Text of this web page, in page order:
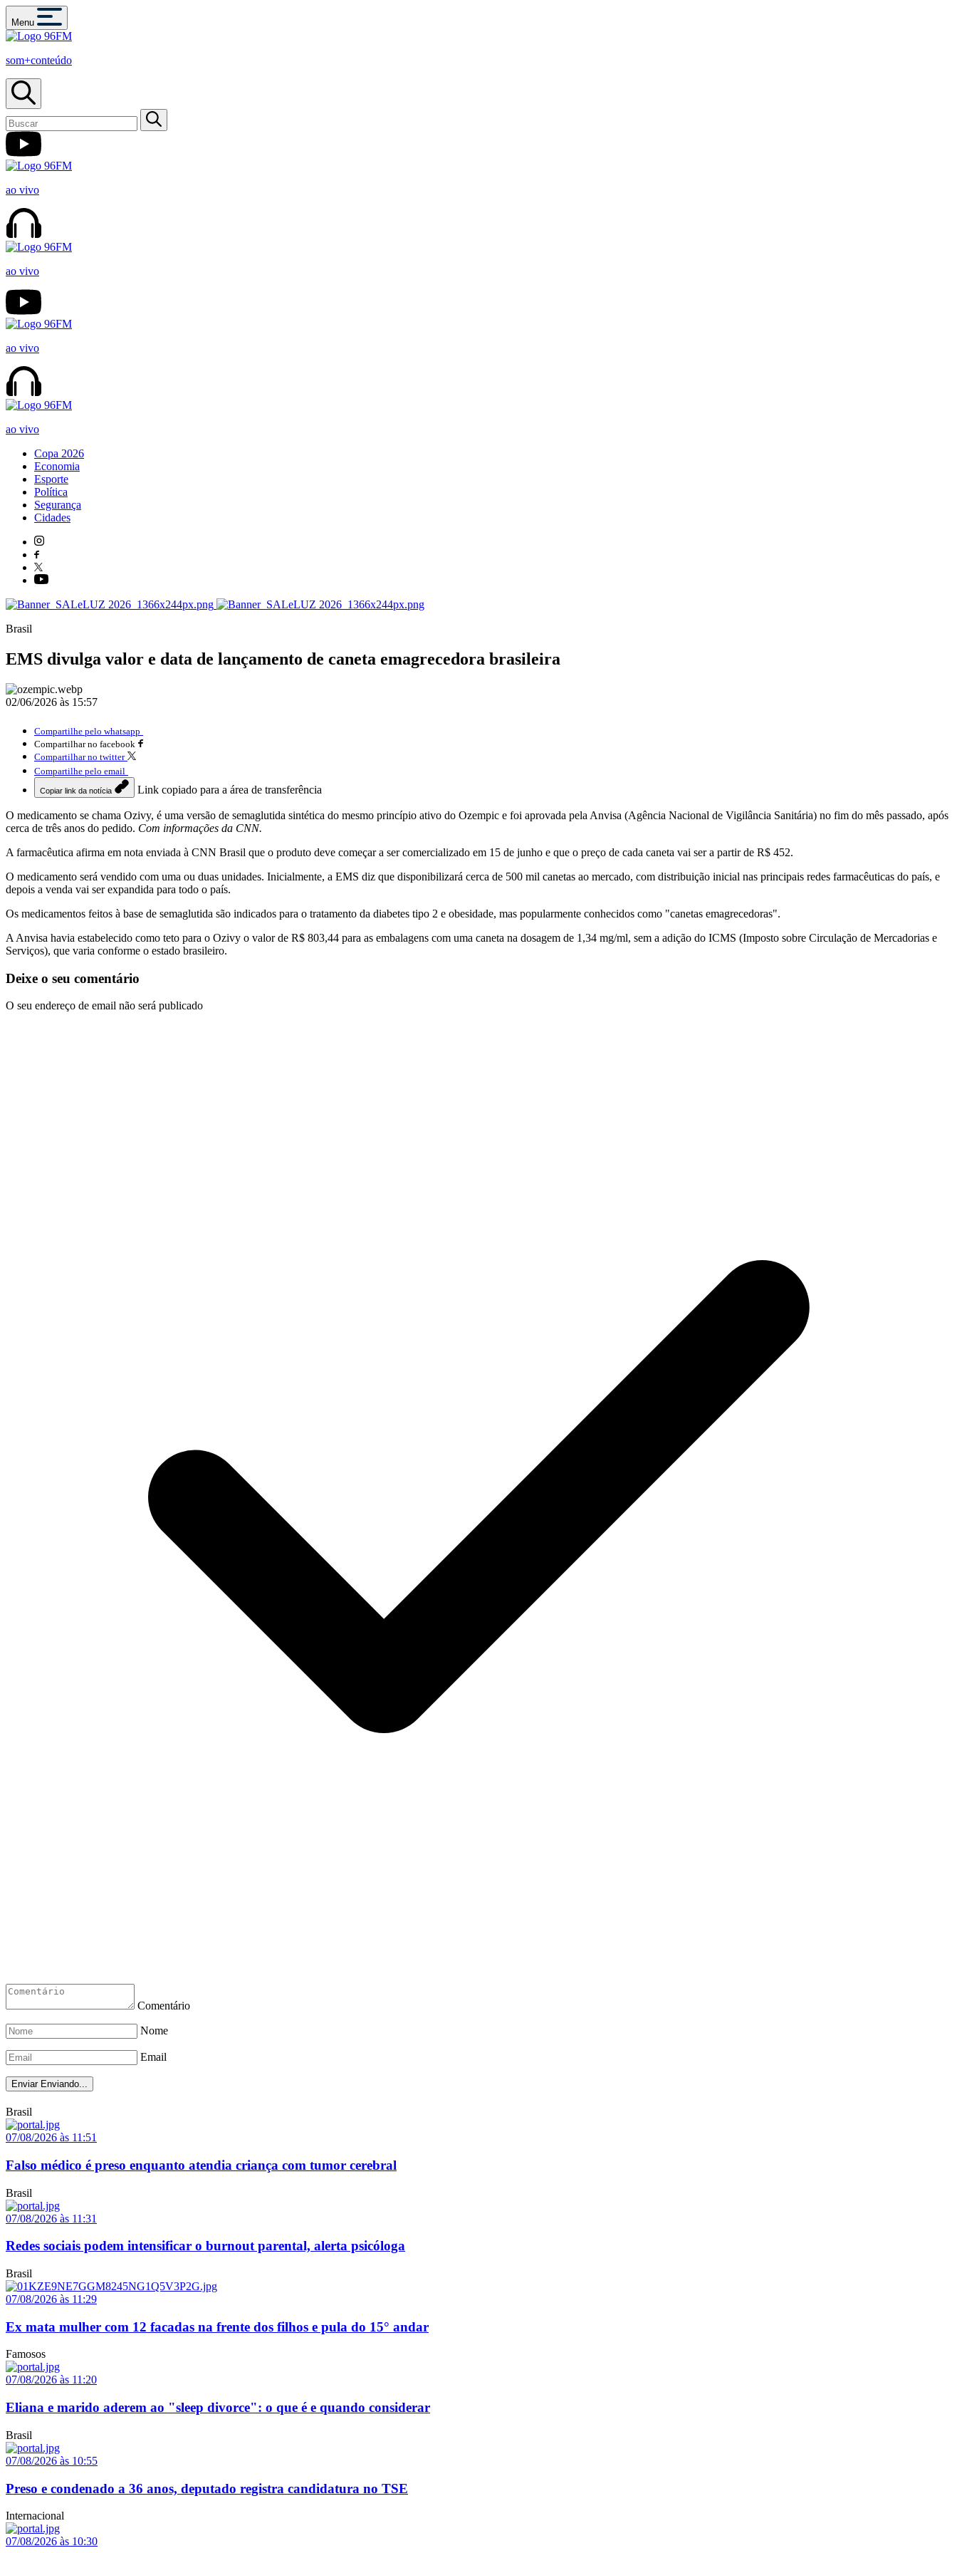
Menu
som+conteúdo
ao vivo
ao vivo
ao vivo
ao vivo
Copa 2026
Economia
Esporte
Política
Segurança
Cidades
Brasil
EMS divulga valor e data de lançamento de caneta emagrecedora brasileira
02/06/2026 às 15:57
Compartilhe pelo whatsapp
Compartilhar no facebook
Compartilhar no twitter
Compartilhe pelo email
Copiar link da notícia Link copiado para a área de transferência
O medicamento se chama Ozivy, é uma versão de semaglutida sintética do mesmo princípio ativo do Ozempic e foi aprovada pela Anvisa (Agência Nacional de Vigilância Sanitária) no fim do mês passado, após
cerca de três anos do pedido. Com informações da CNN.
A farmacêutica afirma em nota enviada à CNN Brasil que o produto deve começar a ser comercializado em 15 de junho e que o preço de cada caneta vai ser a partir de R$ 452.
O medicamento será vendido com uma ou duas unidades. Inicialmente, a EMS diz que disponibilizará cerca de 500 mil canetas ao mercado, com distribuição inicial nas principais redes farmacêuticas do país, e
depois a venda vai ser expandida para todo o país.
Os medicamentos feitos à base de semaglutida são indicados para o tratamento da diabetes tipo 2 e obesidade, mas popularmente conhecidos como "canetas emagrecedoras".
A Anvisa havia estabelecido como teto para o Ozivy o valor de R$ 803,44 para as embalagens com uma caneta na dosagem de 1,34 mg/ml, sem a adição do ICMS (Imposto sobre Circulação de Mercadorias e
Serviços), que varia conforme o estado brasileiro.
Deixe o seu comentário
O seu endereço de email não será publicado
Comentário
Nome
Email
Enviar Enviando...
Brasil
07/08/2026 às 11:51
Falso médico é preso enquanto atendia criança com tumor cerebral
Brasil
07/08/2026 às 11:31
Redes sociais podem intensificar o burnout parental, alerta psicóloga
Brasil
07/08/2026 às 11:29
Ex mata mulher com 12 facadas na frente dos filhos e pula do 15° andar
Famosos
07/08/2026 às 11:20
Eliana e marido aderem ao "sleep divorce": o que é e quando considerar
Brasil
07/08/2026 às 10:55
Preso e condenado a 36 anos, deputado registra candidatura no TSE
Internacional
07/08/2026 às 10:30